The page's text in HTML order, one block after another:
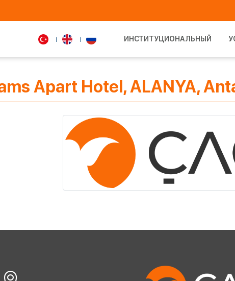
ИНСТИТУЦИОНАЛЬНЫЙ
Apart Hotel, ALANYA,